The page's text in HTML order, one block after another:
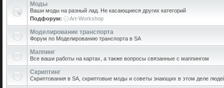
Моды
Ваши моды на разный лад. Не касающиеся других категорий
Подфорум:
Art-Workshop
Моделирование транспорта
Форум по Моделированию транспорта в SA
Маппинг
Все ваши работы на картах, а также вопросы связанные с маппингом
Скриптинг
Скриптования в SA, скриптовые моды и советы знающих в этом деле